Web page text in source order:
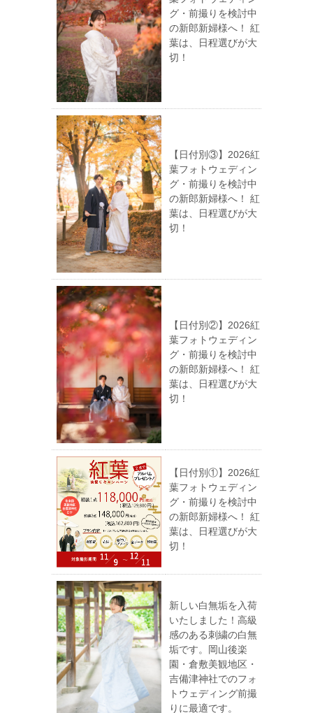
グ・前撮りを検討中
の新郎新婦様へ！ 紅
葉は、日程選びが大
切！
【日付別③】2026紅
葉フォトウェディン
グ・前撮りを検討中
の新郎新婦様へ！ 紅
葉は、日程選びが大
切！
【日付別②】2026紅
葉フォトウェディン
グ・前撮りを検討中
の新郎新婦様へ！ 紅
葉は、日程選びが大
切！
【日付別①】2026紅
葉フォトウェディン
グ・前撮りを検討中
の新郎新婦様へ！ 紅
葉は、日程選びが大
切！
新しい白無垢を入荷
いたしました！高級
感のある刺繍の白無
垢です。岡山後楽
園・倉敷美観地区・
吉備津神社でのフォ
トウェディング前撮
りに最適です。